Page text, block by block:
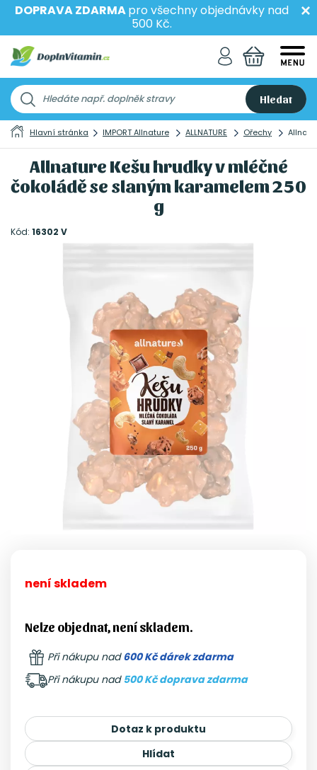
DOPRAVA ZDARMApro všechny objednávky nad
500 Kč.
Hledat
Hlavní stránka IMPORT Allnature ALLNATURE Ořechy
Allnature Kešu hrudky v mléčné
čokoládě se slaným karamelem 250
g
Kód: 16302 V
není skladem
Nelze objednat, není skladem.
Při nákupu nad600 Kč dárek zdarma
Při nákupu nad 500 Kč doprava zdarma
Dotaz k produktu
Hlídat